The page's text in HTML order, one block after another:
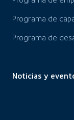
Programa de
Programa de
Noticias y